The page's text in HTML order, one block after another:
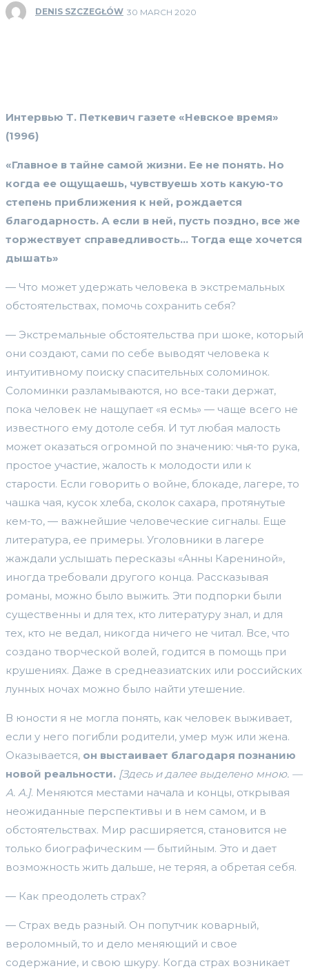
DENIS SZCZEGŁÓW 30 MARCH 2020
Интервью Т. Петкевич газете «Невское время»
(1996)
«Главное в тайне самой жизни. Ее не понять. Но
когда ее ощущаешь, чувствуешь хоть какую-то
степень приближения к ней, рождается
благодарность. А если в ней, пусть поздно, все же
торжествует справедливость… Тогда еще хочется
дышать»
— Что может удержать человека в экстремальных
обстоятельствах, помочь сохранить себя?
— Экстремальные обстоятельства при шоке, который
они создают, сами по себе выводят человека к
интуитивному поиску спасительных соломинок.
Соломинки разламываются, но все-таки держат,
пока человек не нащупает «я есмь» — чаще всего не
известного ему дотоле себя. И тут любая малость
может оказаться огромной по значению: чья-то рука,
простое участие, жалость к молодости или к
старости. Если говорить о войне, блокаде, лагере, то
чашка чая, кусок хлеба, сколок сахара, протянутые
кем-то, — важнейшие человеческие сигналы. Еще
литература, ее примеры. Уголовники в лагере
жаждали услышать пересказы «Анны Карениной»,
иногда требовали другого конца. Рассказывая
романы, можно было выжить. Эти подпорки были
существенны и для тех, кто литературу знал, и для
тех, кто не ведал, никогда ничего не читал. Все, что
создано творческой волей, годится в помощь при
крушениях. Даже в среднеазиатских или российских
лунных ночах можно было найти утешение.
В юности я не могла понять, как человек выживает,
если у него погибли родители, умер муж или жена.
Оказывается, он выстаивает благодаря познанию
новой реальности. [Здесь и далее выделено мною. —
А. А.]. Меняются местами начала и концы, открывая
неожиданные перспективы и в нем самом, и в
обстоятельствах. Мир расширяется, становится не
только биографическим — бытийным. Это и дает
возможность жить дальше, не теряя, а обретая себя.
— Как преодолеть страх?
— Страх ведь разный. Он попутчик коварный,
вероломный, то и дело меняющий и свое
содержание, и свою шкуру. Когда страх возникает